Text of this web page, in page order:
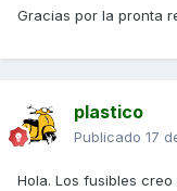
Gracias por la pronta
plastico
Publicado 17
Hola. Los fusibles